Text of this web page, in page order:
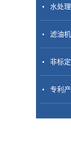
水处
滤油机
非标
专利